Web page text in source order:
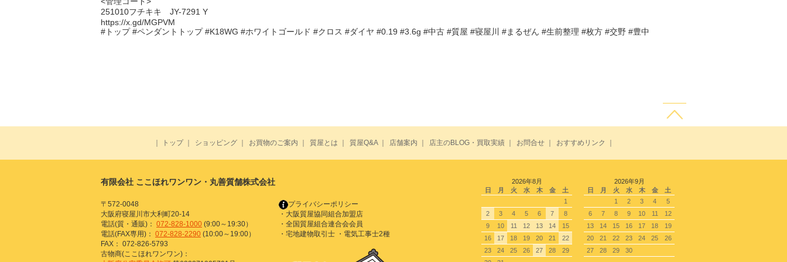
251010フチキキ JY-7291 Y
https://x.gd/MGPVM
#トップ #ペンダントトップ #K18WG #ホワイトゴールド #クロス #ダイヤ #0.19 #3.6g #中古 #質屋 #寝屋川 #まるぜん #生前整理 #枚方 #交野 #豊中
トップ｜ ショッピング お買物のご案内 質屋とは 質屋Q&A｜ 店舗案内 店主のBLOG・買取実績 お問合せ おすすめリンク
有限会社 ここほれワンワン・丸善質舗株式会社
〒572-0048
大阪府寝屋川市大利町20-14
電話(質・通販)： 072-828-1000 (9:00～19:30）
電話(FAX専用)： 072-828-2290 (10:00～19:00）
FAX： 072-826-5793
プライバシーポリシー
・大阪質屋協同組合加盟店
・全国質屋組合連合会会員
・宅地建物取引士 ・電気工事士2種
古物商(ここほれワンワン)：
2026年8月
日
月 火 水 木 金
土
1
2
3 4 5 6 7
8
9
10 11 12 13 14
15
16
17 18 19 20 21
22
23
24 25 26 27 28
29
2026年9月
日
月 火 水 木 金
土
1
2 3 4
5
6
7 8 9 10 11
12
13
14 15 16 17 18
19
20
21 22 23 24 25
26
27
28 29 30